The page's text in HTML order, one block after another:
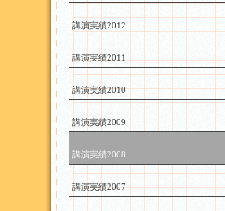
講演実績2012
講演実績2011
講演実績2010
講演実績2009
講演実績2008
講演実績2007